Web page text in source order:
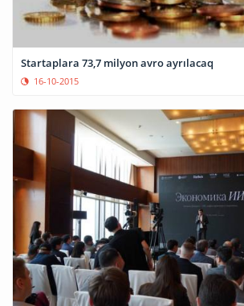
Startaplara 73,7 milyon avro ayrılacaq
16-10-2015